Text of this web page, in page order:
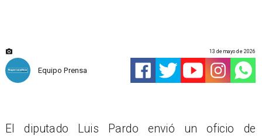
Equipo Prensa
13 de mayo de 2026
El diputado Luis Pardo envió un oficio de